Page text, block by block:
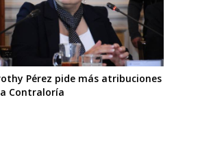
Pérez pide más atribuciones
Contraloría